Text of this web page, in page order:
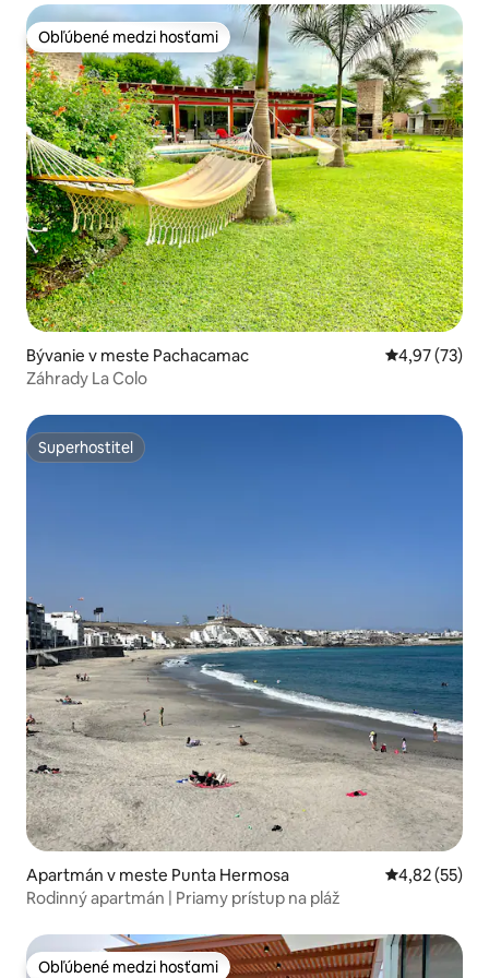
Obľúbené medzi hosťami
Obľúbené medzi hosťami
Bývanie v meste Pachacamac Priemerné
4,97 (73)
Záhrady La Colo
Superhostiteľ
Superhostiteľ
Apartmán v meste Punta Hermosa Priemerné
4,82 (55)
Rodinný apartmán | Priamy prístup na pláž
Obľúbené medzi hosťami